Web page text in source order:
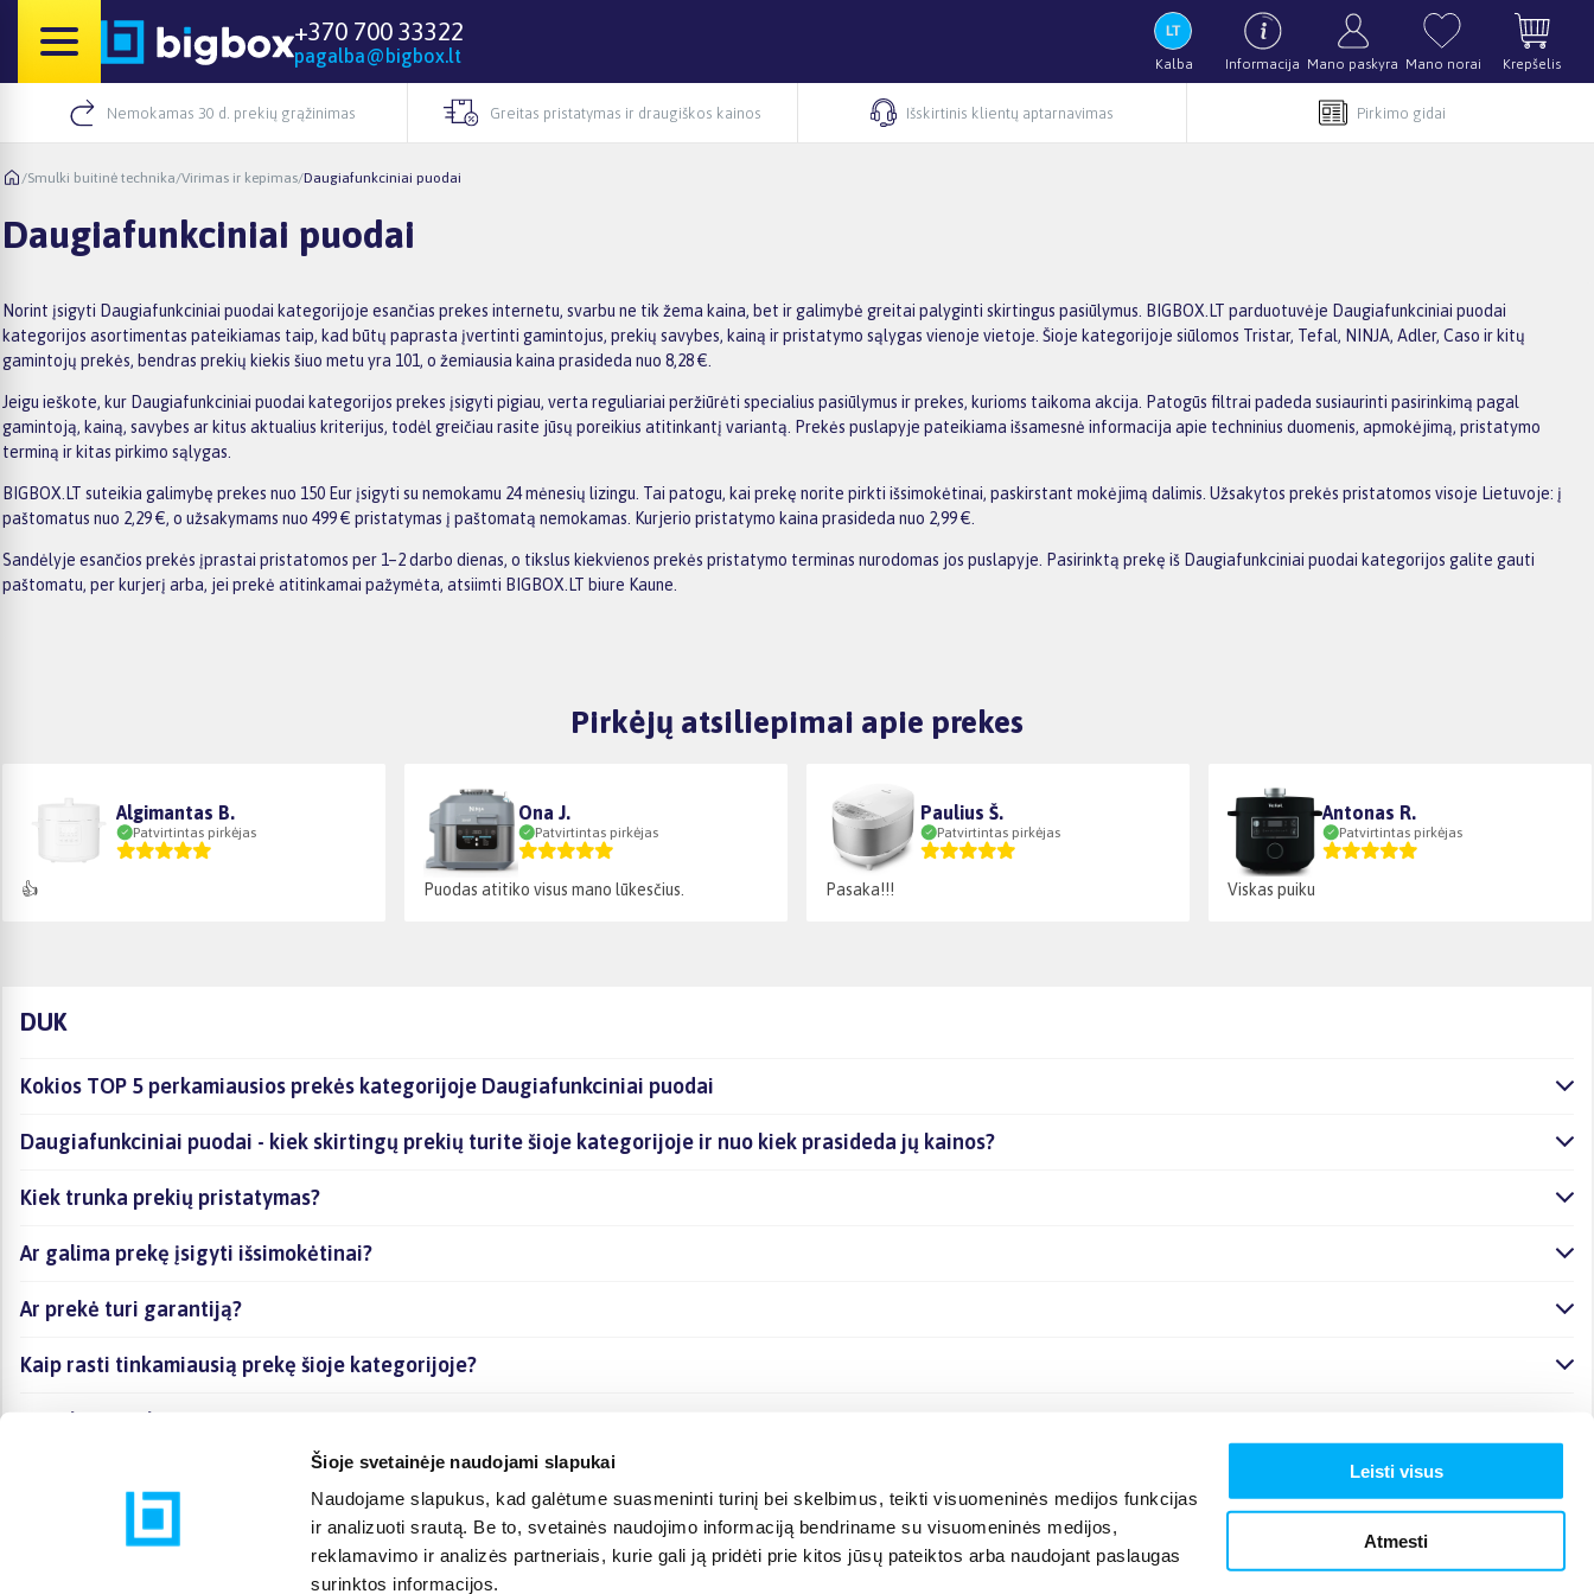
Šioje svetainėje naudojami slapukai
Naudojame slapukus, kad galėtume suasmeninti turinį bei skelbimus, teikti visuomeninės medijos funkcijas
ir analizuoti srautą. Be to, svetainės naudojimo informaciją bendriname su visuomeninės medijos,
reklamavimo ir analizės partneriais, kurie gali ją pridėti prie kitos jūsų pateiktos arba naudojant paslaugas
surinktos informacijos.
Leisti visus
Atmesti
+370 700 33322
pagalba@bigbox.lt Kalba Informacija Mano paskyra Mano norai Krepšelis
Nemokamas 30 d. prekių grąžinimas Greitas pristatymas ir draugiškos kainos Išskirtinis klientų aptarnavimas Pirkimo gidai
/Smulki buitinė technika/Virimas ir kepimas/Daugiafunkciniai puodai
Daugiafunkciniai puodai
Norint įsigyti Daugiafunkciniai puodai kategorijoje esančias prekes internetu, svarbu ne tik žema kaina, bet ir galimybė greitai palyginti skirtingus pasiūlymus. BIGBOX.LT parduotuvėje Daugiafunkciniai puodai
kategorijos asortimentas pateikiamas taip, kad būtų paprasta įvertinti gamintojus, prekių savybes, kainą ir pristatymo sąlygas vienoje vietoje. Šioje kategorijoje siūlomos Tristar, Tefal, NINJA, Adler, Caso ir kitų
gamintojų prekės, bendras prekių kiekis šiuo metu yra 101, o žemiausia kaina prasideda nuo 8,28 €.
Jeigu ieškote, kur Daugiafunkciniai puodai kategorijos prekes įsigyti pigiau, verta reguliariai peržiūrėti specialius pasiūlymus ir prekes, kurioms taikoma akcija. Patogūs filtrai padeda susiaurinti pasirinkimą pagal
gamintoją, kainą, savybes ar kitus aktualius kriterijus, todėl greičiau rasite jūsų poreikius atitinkantį variantą. Prekės puslapyje pateikiama išsamesnė informacija apie techninius duomenis, apmokėjimą, pristatymo
terminą ir kitas pirkimo sąlygas.
BIGBOX.LT suteikia galimybę prekes nuo 150 Eur įsigyti su nemokamu 24 mėnesių lizingu. Tai patogu, kai prekę norite pirkti išsimokėtinai, paskirstant mokėjimą dalimis. Užsakytos prekės pristatomos visoje Lietuvoje: į
paštomatus nuo 2,29 €, o užsakymams nuo 499 € pristatymas į paštomatą nemokamas. Kurjerio pristatymo kaina prasideda nuo 2,99 €.
Sandėlyje esančios prekės įprastai pristatomos per 1–2 darbo dienas, o tikslus kiekvienos prekės pristatymo terminas nurodomas jos puslapyje. Pasirinktą prekę iš Daugiafunkciniai puodai kategorijos galite gauti
paštomatu, per kurjerį arba, jei prekė atitinkamai pažymėta, atsiimti BIGBOX.LT biure Kaune.
Pirkėjų atsiliepimai apie prekes
Algimantas B.
Patvirtintas pirkėjas
👍
Ona J.
Patvirtintas pirkėjas
Puodas atitiko visus mano lūkesčius.
Paulius Š.
Patvirtintas pirkėjas
Pasaka!!!
Antonas R.
Patvirtintas pirkėjas
Viskas puiku
DUK
Kokios TOP 5 perkamiausios prekės kategorijoje Daugiafunkciniai puodai
Daugiafunkciniai puodai - kiek skirtingų prekių turite šioje kategorijoje ir nuo kiek prasideda jų kainos?
Kiek trunka prekių pristatymas?
Ar galima prekę įsigyti išsimokėtinai?
Ar prekė turi garantiją?
Kaip rasti tinkamiausią prekę šioje kategorijoje?
Ar galima prekę atsiimti vietoje?